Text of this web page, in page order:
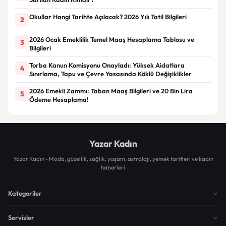
2 Okullar Hangi Tarihte Açılacak? 2026 Yılı Tatil Bilgileri
3
2026 Ocak Emeklilik Temel Maaş Hesaplama Tablosu ve
Bilgileri
4
Torba Kanun Komisyonu Onayladı: Yüksek Aidatlara
Sınırlama, Tapu ve Çevre Yasasında Köklü Değişiklikler
5
2026 Emekli Zammı: Taban Maaş Bilgileri ve 20 Bin Lira
Ödeme Hesaplama!
Yazar Kadın
Yazar Kadın - Moda, güzellik, sağlık, yaşam, astroloji, yemek tarifleri ve kadın
haberleri
Kategoriler
Servisler